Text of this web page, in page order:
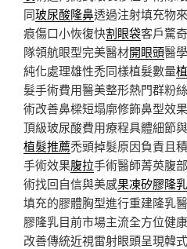
同玻尿酸隆鼻透過注射填充物
痕傷口小恢復快割眼袋客戶驚
隊領航眼型完美醫材開眼頭醫
純化處理雄性禿同樣植髮數量
髮手術費用醫美整形熱門群粉
術改善鼻樑短塌廓修飾鼻型效
頂級玻尿酸費用療程具體細節
植髮推薦禿頭掉髮原因負責且
手術效果腹拉手術醫師菁英腹
術找回自信與美感果凍矽膠隆乳
填充的膠體胸型進行重建隆乳
膠隆乳目前市場主流全方位健
改善傳統近視雷射眼頭呈現韓